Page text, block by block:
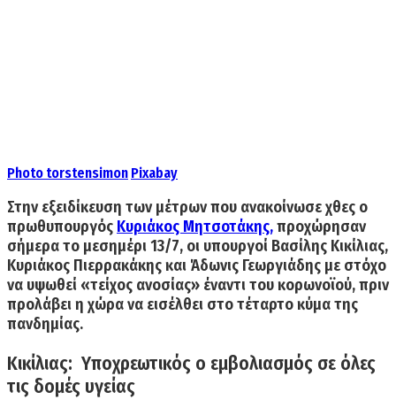
Photo torstensimon Pixabay
Στην εξειδίκευση των μέτρωνπου ανακοίνωσε χθες ο
πρωθυπουργός Κυριάκος Μητσοτάκης,προχώρησαν
σήμερα το μεσημέρι 13/7, οι υπουργοί Βασίλης Κικίλιας,
Κυριάκος Πιερρακάκης και Άδωνις Γεωργιάδης με στόχο
να υψωθεί «τείχος ανοσίας» έναντι τουκορωνοϊού,πριν
προλάβει η χώρα να εισέλθει στοτέταρτο κύματης
πανδημίας.
Κικίλιας: Υποχρεωτικός ο εμβολιασμός σε όλες
τις δομές υγείας